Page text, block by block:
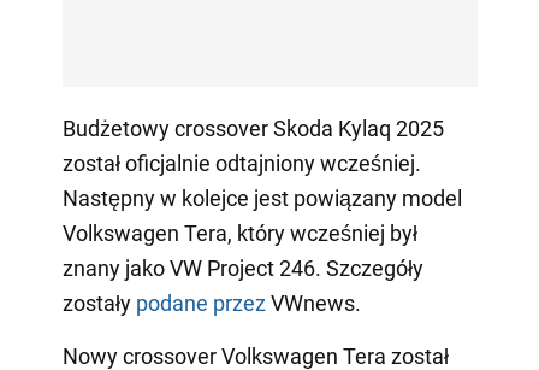
Budżetowy crossover Skoda Kylaq 2025
został oficjalnie odtajniony wcześniej.
Następny w kolejce jest powiązany model
Volkswagen Tera, który wcześniej był
znany jako VW Project 246. Szczegóły
zostały podane przezVWnews.
Nowy crossover Volkswagen Tera został